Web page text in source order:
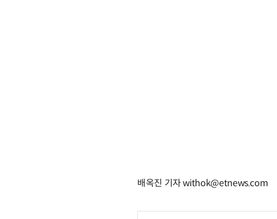
배옥진 기자 withok@etnews.com